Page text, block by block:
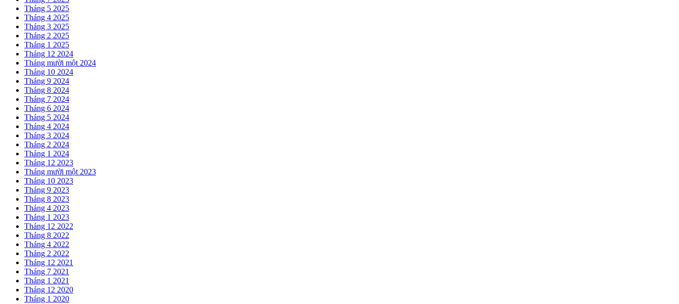
Tháng 5 2025
Tháng 4 2025
Tháng 3 2025
Tháng 2 2025
Tháng 1 2025
Tháng 12 2024
Tháng mười một 2024
Tháng 10 2024
Tháng 9 2024
Tháng 8 2024
Tháng 7 2024
Tháng 6 2024
Tháng 5 2024
Tháng 4 2024
Tháng 3 2024
Tháng 2 2024
Tháng 1 2024
Tháng 12 2023
Tháng mười một 2023
Tháng 10 2023
Tháng 9 2023
Tháng 8 2023
Tháng 4 2023
Tháng 1 2023
Tháng 12 2022
Tháng 8 2022
Tháng 4 2022
Tháng 2 2022
Tháng 12 2021
Tháng 7 2021
Tháng 1 2021
Tháng 12 2020
Tháng 1 2020